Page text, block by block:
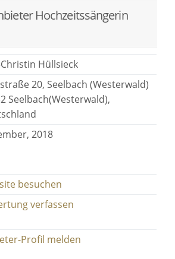
Hochzeitssängerin
Christin Hüllsieck
20, Seelbach (Westerwald)
Seelbach(Westerwald),
2018
besuchen
verfassen
Profil melden